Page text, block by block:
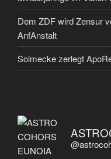
Dem ZDF wird Zensur
AnfAnstalt
Solmecke zerlegt